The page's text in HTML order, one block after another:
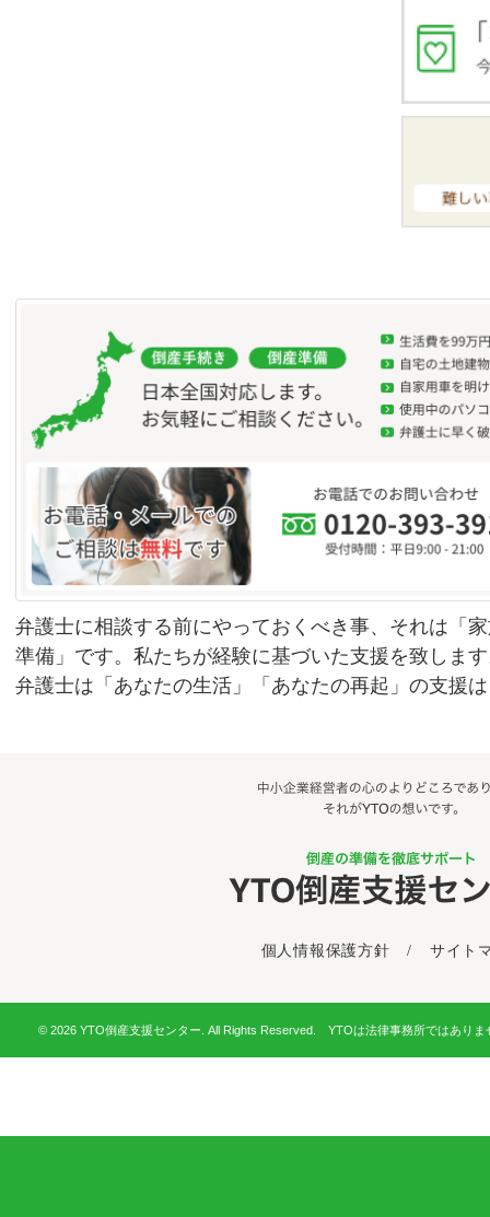
弁護士に相談する前にやっておくべき事、それは「
準備」です。私たちが経験に基づいた支援を致しま
弁護士は「あなたの生活」「あなたの再起」の支援
個人情報保護方針 / サイト
© 2026 YTO倒産支援センター. All Rights Reserved. YTOは法律事務所ではありま